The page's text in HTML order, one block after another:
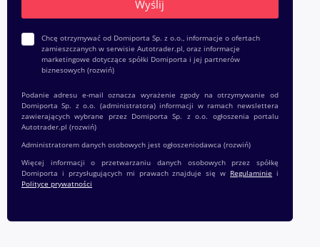
Chcę otrzymywać od Domiporta Sp. z o.o., informacje o ofertach
zamieszczanych w serwisie Autotrader.pl, oraz informacje
marketingowe dotyczące spółki Domiporta i jej partnerów
biznesowych (rozwiń)
Podanie adresu e-mail oznacza wyrażenie zgody na otrzymywanie od
Domiporta Sp. z o.o. (administratora) informacji w ramach newslettera
zawierających wybrane przez Domiporta Sp. z o.o. ogłoszenia portalu
Autotrader.pl (rozwiń)
Administratorem danych osobowych jest ogłoszeniodawca (rozwiń)
Więcej informacji o przetwarzaniu danych osobowych przez spółkę
Domiporta i przysługujących mi prawach znajduje się w Regulaminie i
Polityce prywatności